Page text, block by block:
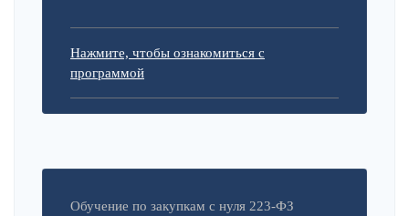
Нажмите, чтобы ознакомиться с
программой
Обучение по закупкам с нуля 223-ФЗ